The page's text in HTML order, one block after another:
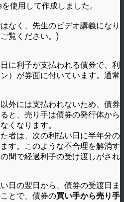
使用して作成しました。
なく、先生のビデオ講義になり
覧ください。)
に利子が支払われる債券で、利
）が券面に付いています。通常
外には支払われないため、債券
と、売り手は債券の発行体から
くなります。
者は、次の利払い日に半年分の
す。このような不合理を解消す
間で経過利子の受け渡しがされ
日の翌日から、債券の受渡日ま
とで、債券の買い手から売り手